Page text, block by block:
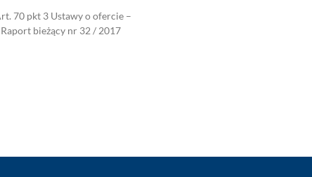
70 pkt 3 Ustawy o ofercie –
bieżący nr 32 / 2017